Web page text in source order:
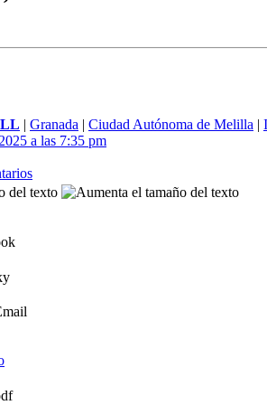
| Granada | Ciudad Autónoma de Melilla |
a las 7:35 pm